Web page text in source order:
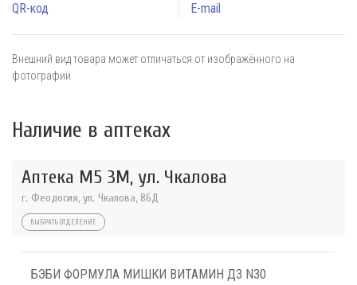
QR-код E-mail
Внешний вид товара может отличаться от изображённого на
фотографии
Наличие в аптеках
Аптека М5 3М, ул. Чкалова
г. Феодосия, ул. Чкалова, 86Д
ВЫБРАТЬ ОТДЕЛЕНИЕ
БЭБИ ФОРМУЛА МИШКИ ВИТАМИН Д3 N30